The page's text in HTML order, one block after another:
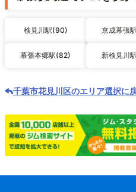
検見川駅(90) 京成幕張
幕張本郷駅(82) 新検見川
千葉市花見川区のエリア選択に